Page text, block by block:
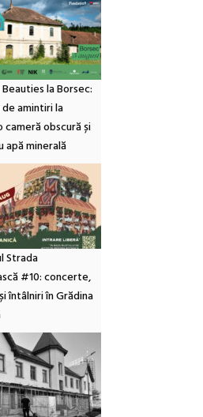
la Borsec:
amintiri la
cameră obscură și
apă minerală
Strada
#10: concerte,
întâlniri în Grădina